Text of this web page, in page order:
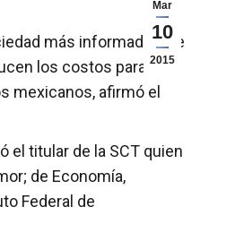
Mar
10
2015
más informada, que
los costos para las
mexicanos, afirmó el
el titular de la SCT quien
de Economía,
Federal de